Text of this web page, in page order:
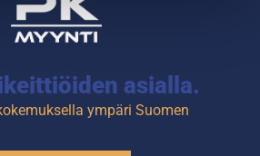
asialla.
ympäri Suomen